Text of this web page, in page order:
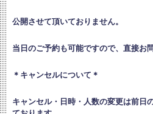
公開させて頂いておりません。
当日のご予約も可能ですので、直接お
＊キャンセルについて＊
キャンセル・日時・人数の変更は前日